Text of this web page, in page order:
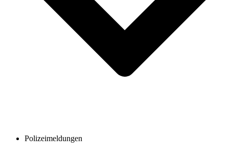
Polizeimeldungen